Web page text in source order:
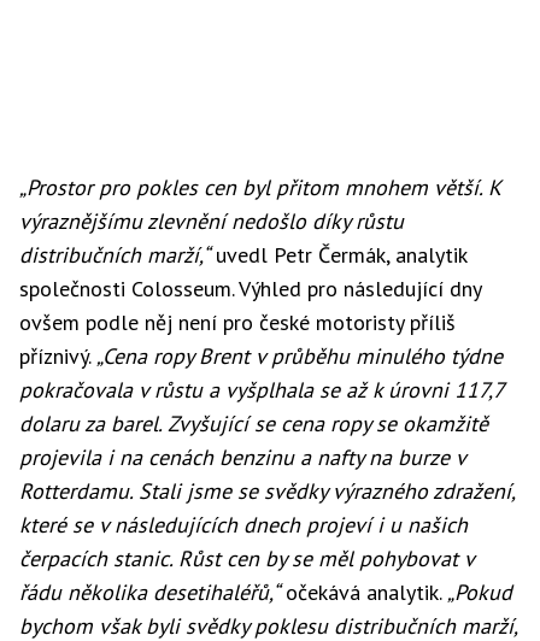
„Prostor pro pokles cen byl přitom mnohem větší. K
výraznějšímu zlevnění nedošlo díky růstu
distribučních marží,“uvedl Petr Čermák, analytik
společnosti Colosseum. Výhled pro následující dny
ovšem podle něj není pro české motoristy příliš
příznivý. „Cena ropy Brent v průběhu minulého týdne
pokračovala v růstu a vyšplhala se až k úrovni 117,7
dolaru za barel. Zvyšující se cena ropy se okamžitě
projevila i na cenách benzinu a nafty na burze v
Rotterdamu. Stali jsme se svědky výrazného zdražení,
které se v následujících dnech projeví i u našich
čerpacích stanic. Růst cen by se měl pohybovat v
řádu několika desetihaléřů,“očekává analytik. „Pokud
bychom však byli svědky poklesu distribučních marží,